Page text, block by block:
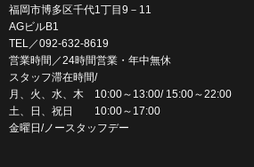
福岡市博多区千代1丁目9－11
AGビルB1
TEL／092-632-8619
営業時間／24時間営業・年中無休
スタッフ滞在時間/
月、火、水、木 10:00～13:00/ 15:00～22:00
土、日、祝日 10:00～17:00
金曜日/ノースタッフデー